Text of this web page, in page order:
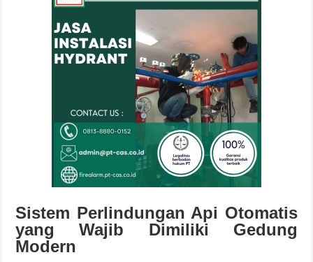
Sistem Perlindungan Api Otomatis
yang Wajib Dimiliki Gedung
Modern